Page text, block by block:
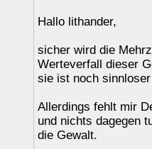
Hallo lithander,
sicher wird die
Werteverfall dieser
sie ist noch
Allerdings fehlt mir
und nichts dagegen
die Gewalt.